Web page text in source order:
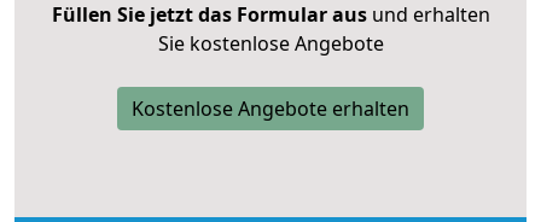
Füllen Sie jetzt das Formular ausund erhalten
Sie kostenlose Angebote
Kostenlose Angebote erhalten